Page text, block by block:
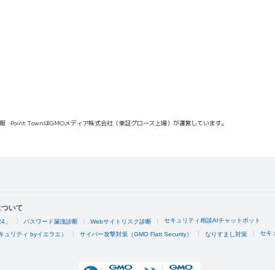
Point TownはGMOメディア株式会社（東証グロース上場）が運営しています。
いて
」 パスワード漏洩診断 Webサイトリスク診断 セキュリティ相談AIチャットボット
ュリティ byイエラエ） サイバー攻撃対策（GMO Flatt Security） なりすまし対策 セキ